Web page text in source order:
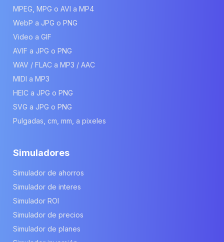
MPEG, MPG o AVI a MP4
WebP a JPG o PNG
Video a GIF
AVIF a JPG o PNG
WAV / FLAC a MP3 / AAC
MIDI a MP3
HEIC a JPG o PNG
SVG a JPG o PNG
Pulgadas, cm, mm, a pixeles
Simuladores
Simulador de ahorros
Simulador de interes
Simulador ROI
Simulador de precios
Simulador de planes